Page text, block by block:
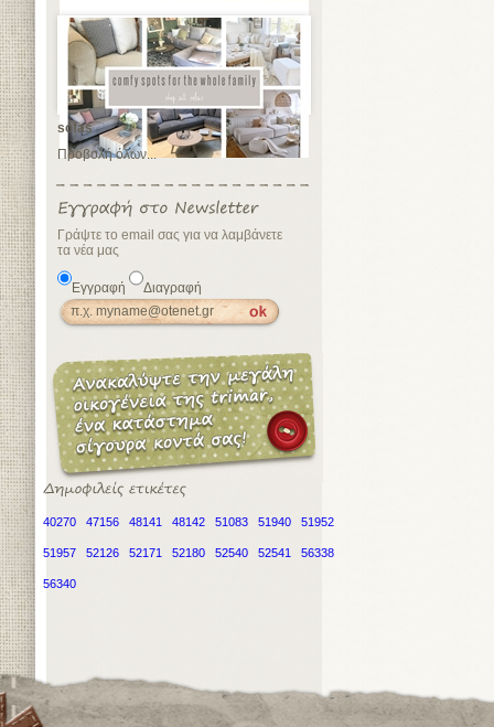
sofas
Προβολή όλων...
Γράψτε το email σας για να λαμβάνετε
τα νέα μας
Εγγραφή Διαγραφή
40270 47156 48141 48142 51083 51940 51952
51957 52126 52171 52180 52540 52541 56338
56340